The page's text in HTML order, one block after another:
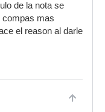
de la nota se
compas mas
el reason al darle